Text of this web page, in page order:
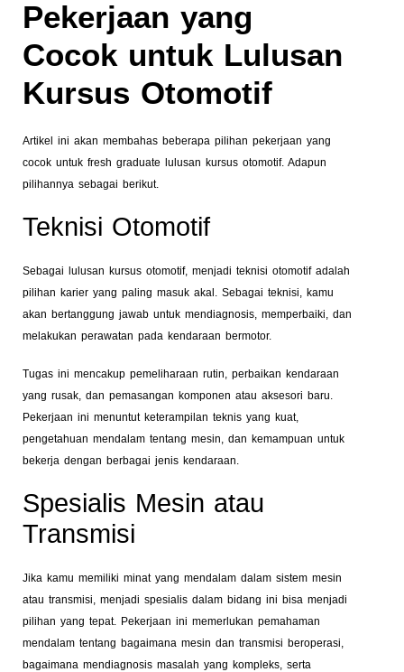
Pekerjaan yang
Cocok untuk Lulusan
Kursus Otomotif
Artikel ini akan membahas beberapa pilihan pekerjaan yang
cocok untuk fresh graduate lulusan kursus otomotif. Adapun
pilihannya sebagai berikut.
Teknisi Otomotif
Sebagai lulusan kursus otomotif, menjadi teknisi otomotif adalah
pilihan karier yang paling masuk akal. Sebagai teknisi, kamu
akan bertanggung jawab untuk mendiagnosis, memperbaiki, dan
melakukan perawatan pada kendaraan bermotor.
Tugas ini mencakup pemeliharaan rutin, perbaikan kendaraan
yang rusak, dan pemasangan komponen atau aksesori baru.
Pekerjaan ini menuntut keterampilan teknis yang kuat,
pengetahuan mendalam tentang mesin, dan kemampuan untuk
bekerja dengan berbagai jenis kendaraan.
Spesialis Mesin atau
Transmisi
Jika kamu memiliki minat yang mendalam dalam sistem mesin
atau transmisi, menjadi spesialis dalam bidang ini bisa menjadi
pilihan yang tepat. Pekerjaan ini memerlukan pemahaman
mendalam tentang bagaimana mesin dan transmisi beroperasi,
bagaimana mendiagnosis masalah yang kompleks, serta